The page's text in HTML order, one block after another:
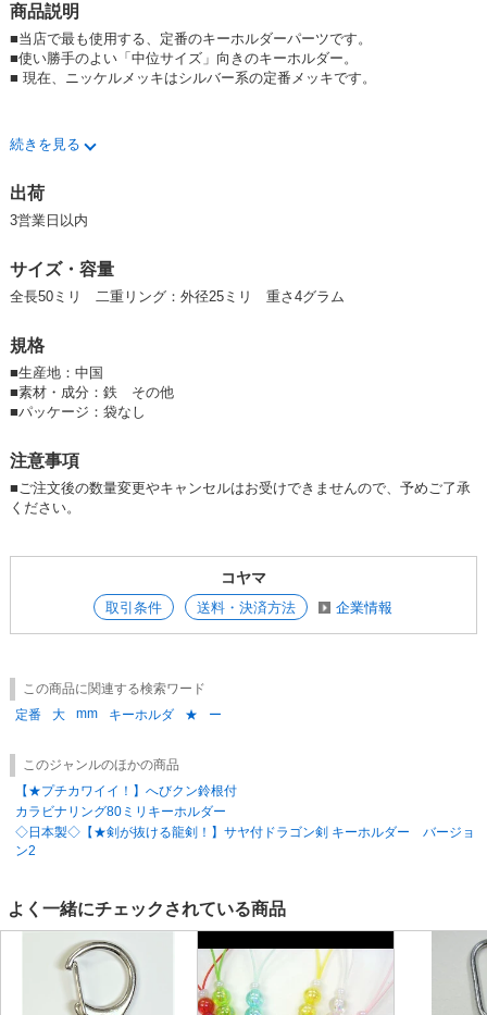
商品説明
■当店で最も使用する、定番のキーホルダーパーツです。
■使い勝手のよい「中位サイズ」向きのキーホルダー。
■ 現在、ニッケルメッキはシルバー系の定番メッキです。
※同形状（25ミリ径）ロータリーのクロームメッキは、取扱いを終了して
おります。
続きを見る
出荷
3営業日以内
サイズ・容量
全長50ミリ 二重リング：外径25ミリ 重さ4グラム
規格
■生産地：中国
■素材・成分：鉄 その他
■パッケージ：袋なし
注意事項
■ご注文後の数量変更やキャンセルはお受けできませんので、予めご了承
ください。
コヤマ
取引条件 送料・決済方法 企業情報
この商品に関連する検索ワード
定番
大 mm キーホルダ ★ ー
このジャンルのほかの商品
【★プチカワイイ！】へびクン鈴根付
カラビナリング80ミリキーホルダー
◇日本製◇【★剣が抜ける龍剣！】サヤ付ドラゴン剣 キーホルダー バージョ
ン2
よく一緒にチェックされている商品